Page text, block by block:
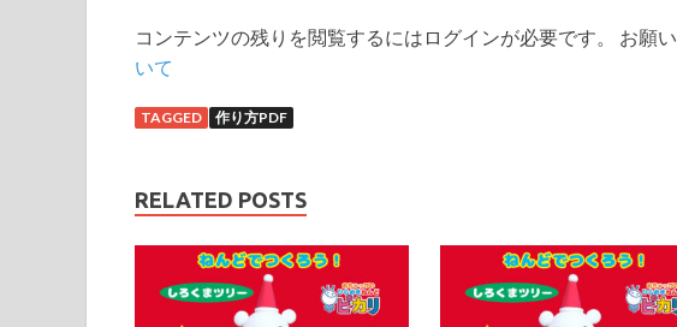
コンテンツの残りを閲覧するにはログインが必要です。 お願い
いて
TAGGED 作り方PDF
RELATED POSTS